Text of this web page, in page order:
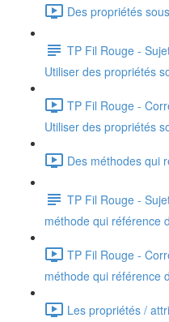
Des propriétés
TP Fil Rouge -
Utiliser des propriétés
TP Fil Rouge -
Utiliser des propriétés
Des méthodes qui
TP Fil Rouge -
méthode qui référence
TP Fil Rouge -
méthode qui référence
Les propriétés /